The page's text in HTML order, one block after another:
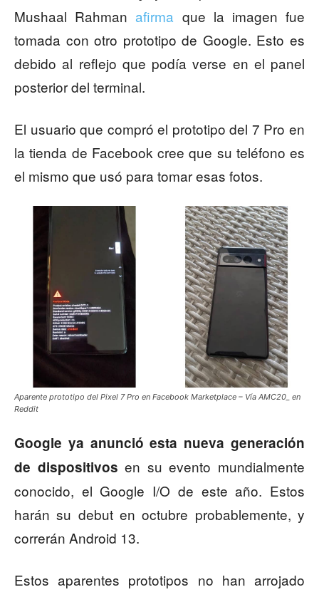
Mushaal Rahmanafirma que la imagen fue
tomada con otro prototipo de Google. Esto es
debido al reflejo que podía verse en el panel
posterior del terminal.
El usuario que compró el prototipo del 7 Pro en
la tienda de Facebook cree que su teléfono es
el mismo que usó para tomar esas fotos.
Aparente prototipo del Pixel 7 Pro en Facebook Marketplace – Vía AMC20_ en
Reddit
Google ya anunció esta nueva generación
de dispositivos en su evento mundialmente
conocido, el Google I/O de este año. Estos
harán su debut en octubre probablemente, y
correrán Android 13.
Estos aparentes prototipos no han arrojado